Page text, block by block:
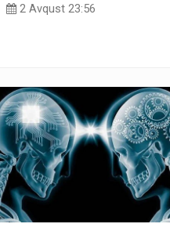
2 Avqust 23:56